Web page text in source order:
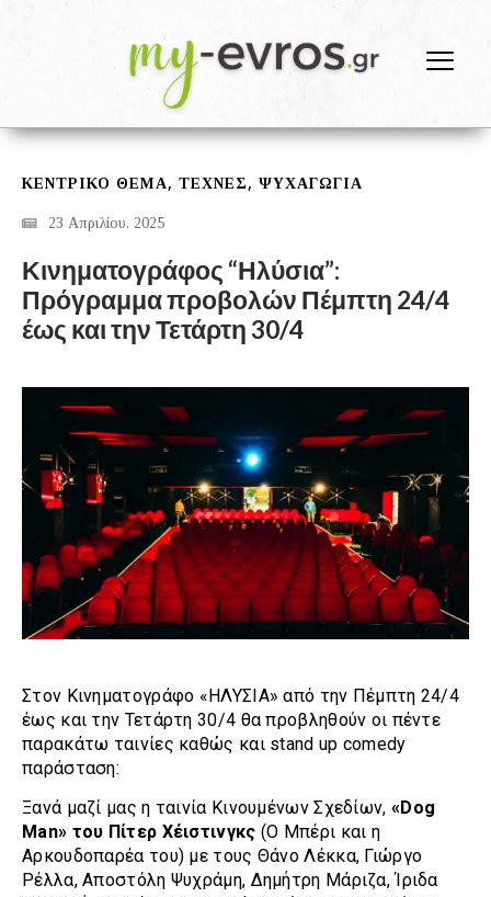
ΚΕΝΤΡΙΚΟ ΘΕΜΑ, ΤΕΧΝΕΣ , ΨΥΧΑΓΩΓΙΑ
23 Απριλίου, 2025
Κινηματογράφος “Ηλύσια”:
Πρόγραμμα προβολών Πέμπτη 24/4
έως και την Τετάρτη 30/4
Στον Κινηματογράφο «ΗΛΥΣΙΑ» από την Πέμπτη 24/4
έως και την Τετάρτη 30/4 θα προβληθούν οι πέντε
παρακάτω ταινίες καθώς και stand up comedy
παράσταση:
Ξανά μαζί μας η ταινία Κινουμένων Σχεδίων, «Dog
Man» του Πίτερ Χέιστινγκς (Ο Μπέρι και η
Αρκουδοπαρέα του) με τους Θάνο Λέκκα, Γιώργο
Ρέλλα, Αποστόλη Ψυχράμη, Δημήτρη Μάριζα, Ίριδα